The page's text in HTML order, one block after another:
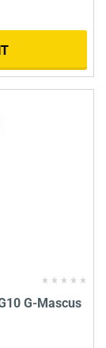
G-Mascus